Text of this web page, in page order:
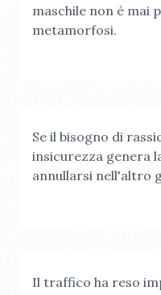
maschile non è mai
metamorfosi.
Se il bisogno di
insicurezza genera
annullarsi nell'altro
Il traffico ha reso